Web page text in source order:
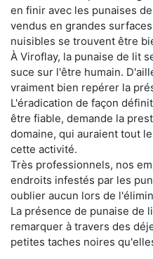
en finir avec les punaises
vendus en grandes
nuisibles se trouvent être
À Viroflay, la punaise de lit
suce sur l'être humain.
vraiment bien repérer la
L'éradication de façon
être fiable, demande la
domaine, qui auraient tout
cette activité.
Très professionnels, nos
endroits infestés par les
oublier aucun lors de
La présence de punaise de
remarquer à travers des
petites taches noires